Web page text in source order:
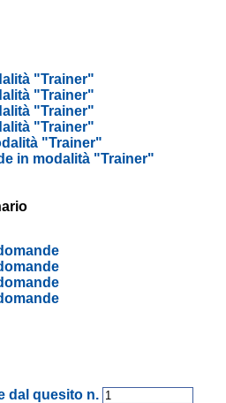
"Trainer"
"Trainer"
"Trainer"
"Trainer"
"Trainer"
in modalità "Trainer"
dal quesito n.